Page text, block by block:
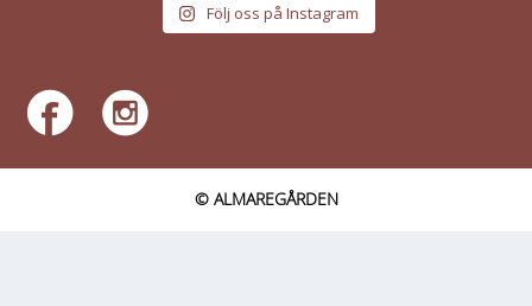
Följ oss på Instagram
© ALMAREGÅRDEN